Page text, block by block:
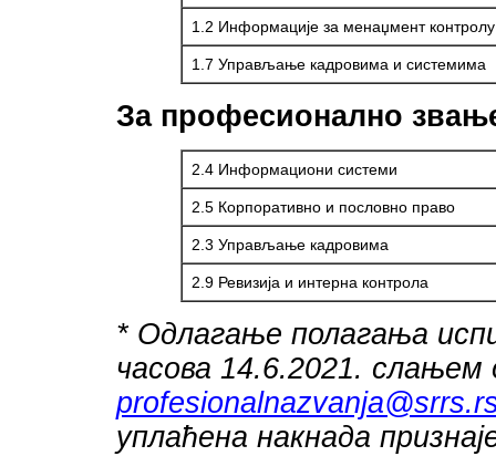
1.2 Информације за менаџмент контролу
1.7 Управљање кадровима и системима
За професионално
2.4 Информациони системи
2.5 Корпоративно и пословно право
2.3 Управљање кадровима
2.9 Ревизија и интерна контрола
* Одлагање полагања
часова 14.6.2021.
уплаћена накнада